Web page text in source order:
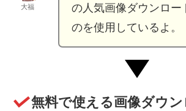
大福
の人気画像ダウンロー
のを使用しているよ。
無料で使える画像ダウ